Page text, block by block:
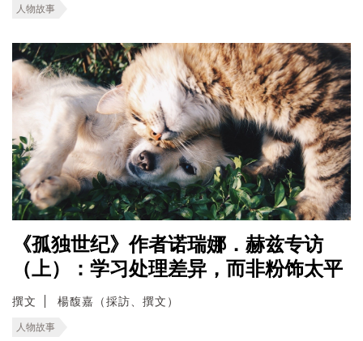
人物故事
《孤独世纪》作者诺瑞娜．赫兹专访
（上）：学习处理差异，而非粉饰太平
撰文 楊馥嘉（採訪、撰文）
人物故事